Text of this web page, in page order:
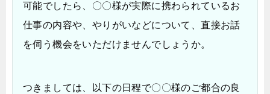
可能でしたら、〇〇様が実際に携わられているお
仕事の内容や、やりがいなどについて、直接お話
を伺う機会をいただけませんでしょうか。
つきましては、以下の日程で〇〇様のご都合の良